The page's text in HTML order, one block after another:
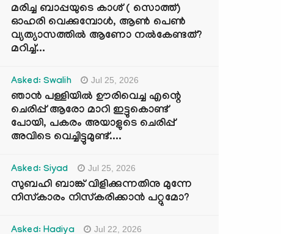
മരിച്ച ബാപ്പയുടെ കാശ് ( സൊത്ത്)
ഓഹരി വെക്കുമ്പോൾ, ആണ്‍ പെണ്‍
വ്യത്യാസത്തില്‍ ആണോ നല്‍കേണ്ടത്?
മറിച്ച്...
Asked: Swalih Jul 25, 2026
ഞാൻ പള്ളിയിൽ ഊരിവെച്ച എന്റെ
ചെരിപ്പ് ആരോ മാറി ഇട്ടുകൊണ്ട്
പോയി, പകരം അയാളുടെ ചെരിപ്പ്
അവിടെ വെച്ചിട്ടുമുണ്ട്....
Asked: Siyad Jul 25, 2026
സുബഹി ബാങ്ക് വിളിക്കുന്നതിനു മുന്നേ
നിസ്കാരം നിസ്കരിക്കാൻ പറ്റുമോ?
Asked: Hadiya Jul 22, 2026